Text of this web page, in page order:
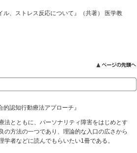
ル、ストレス反応について』（共著） 医学教
認知行動療法アプローチ』
法とともに、パーソナリティ障害をはじめとす
の方法の一つであり、理論的な入口の広さから
者などに読んでもらいたい1冊である。